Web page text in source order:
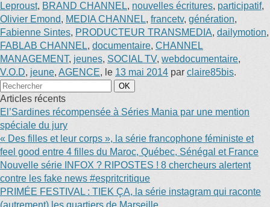
Leproust, BRAND CHANNEL, nouvelles écritures, participatif,
Olivier Emond, MEDIA CHANNEL, francetv, génération,
Fabienne Sintes, PRODUCTEUR TRANSMEDIA, dailymotion,
FABLAB CHANNEL, documentaire, CHANNEL
MANAGEMENT, jeunes, SOCIAL TV, webdocumentaire,
V.O.D, jeune, AGENCE, le 13 mai 2014 par claire85bis.
Articles récents
El’Sardines récompensée à Séries Mania par une mention
spéciale du jury
« Des filles et leur corps », la série francophone féministe et
feel good entre 4 filles du Maroc, Québec, Sénégal et France
Nouvelle série INFOX ? RIPOSTES ! 8 chercheurs alertent
contre les fake news #espritcritique
PRIMÉE FESTIVAL : TIEK ÇA, la série instagram qui raconte
(autrement) les quartiers de Marseille